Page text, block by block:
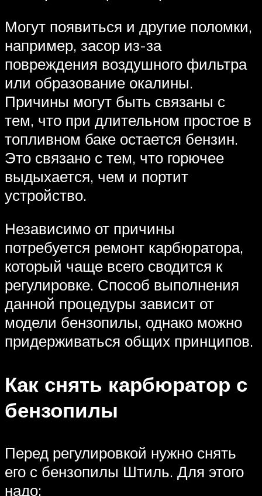
Могут появиться и другие поломки,
например, засор из-за
повреждения воздушного фильтра
или образование окалины.
Причины могут быть связаны с
тем, что при длительном простое в
топливном баке остается бензин.
Это связано с тем, что горючее
выдыхается, чем и портит
устройство.
Независимо от причины
потребуется ремонт карбюратора,
который чаще всего сводится к
регулировке. Способ выполнения
данной процедуры зависит от
модели бензопилы, однако можно
придерживаться общих принципов.
Как снять карбюратор с
бензопилы
Перед регулировкой нужно снять
его с бензопилы Штиль. Для этого
надо: